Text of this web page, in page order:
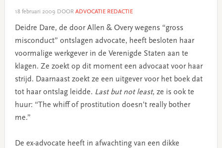
18 februari 2009 DOOR ADVOCATIE REDACTIE
Deidre Dare, de door Allen & Overy wegens “gross
misconduct” ontslagen advocate, heeft besloten haar
voormalige werkgever in de Verenigde Staten aan te
klagen. Ze zoekt op dit moment een advocaat voor haar
strijd. Daarnaast zoekt ze een uitgever voor het boek dat
tot haar ontslag leidde. Last but not least, ze is ook te
huur: “The whiff of prostitution doesn’t really bother
me.”
De ex-advocate heeft in afwachting van een dikke